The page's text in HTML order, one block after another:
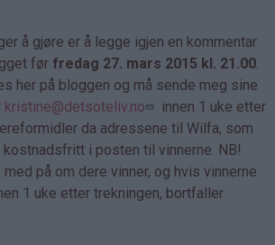
å gjøre er å legge igjen en kommentar
før fredag 27. mars 2015 kl. 21.00.
her på bloggen og må sende meg sine
kristine@detsoteliv.no
innen 1 uke etter
da adressene til Wilfa, som
i posten til vinnerne. NB!
på om dere vinner, og hvis vinnerne
1 uke etter trekningen, bortfaller